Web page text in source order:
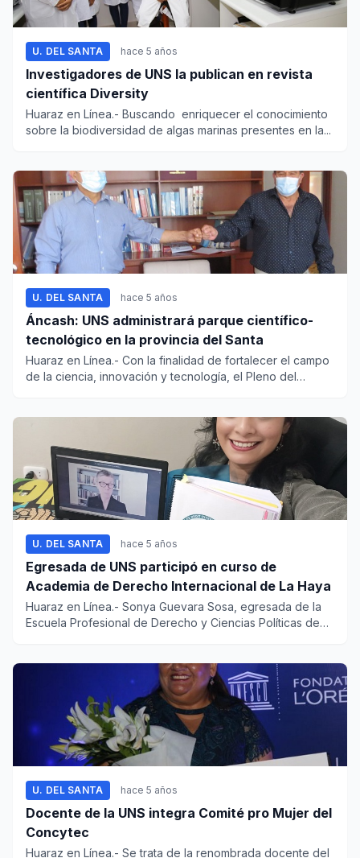
U. DEL SANTA hace 5 años
Investigadores de UNS la publican en revista
científica Diversity
Huaraz en Línea.- Buscando enriquecer el conocimiento
sobre la biodiversidad de algas marinas presentes en la...
U. DEL SANTA hace 5 años
Áncash: UNS administrará parque científico-
tecnológico en la provincia del Santa
Huaraz en Línea.- Con la finalidad de fortalecer el campo
de la ciencia, innovación y tecnología, el Pleno del
U. DEL SANTA hace 5 años
Egresada de UNS participó en curso de
Academia de Derecho Internacional de La Haya
Huaraz en Línea.- Sonya Guevara Sosa, egresada de la
Escuela Profesional de Derecho y Ciencias Políticas de
U. DEL SANTA hace 5 años
Docente de la UNS integra Comité pro Mujer del
Concytec
Huaraz en Línea.- Se trata de la renombrada docente del